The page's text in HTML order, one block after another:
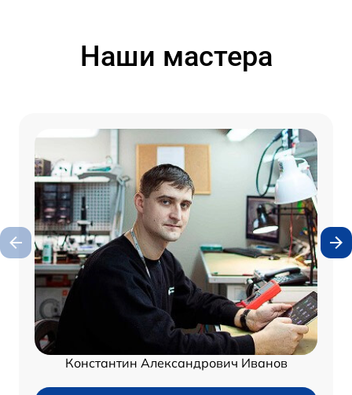
Наши мастера
Константин Александрович Иванов